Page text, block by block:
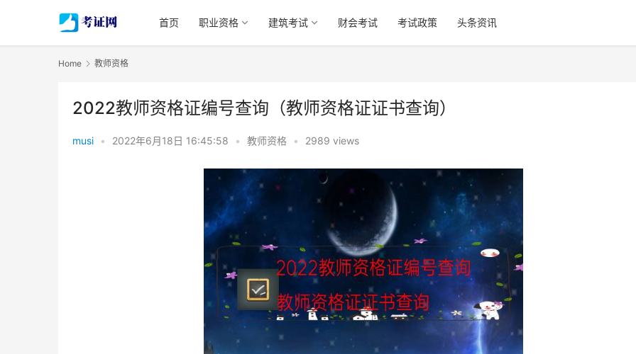
首页 职业资格 建筑考试 财会考试 考试政策 头条资讯
Home 教师资格
2022教师资格证编号查询（教师资格证证书查询）
musi • 2022年6月18日 16:45:58 • 教师资格 • 2989 views